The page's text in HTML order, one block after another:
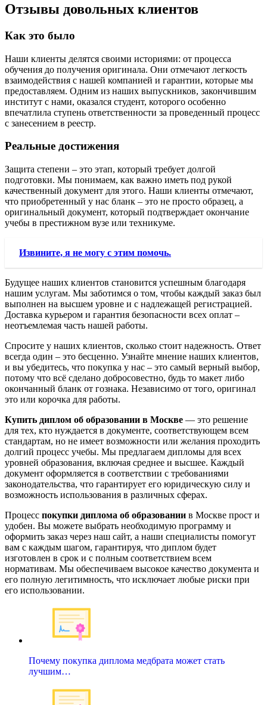
Отзывы довольных клиентов
Как это было
Наши клиенты делятся своими историями: от процесса
обучения до получения оригинала. Они отмечают легкость
взаимодействия с нашей компанией и гарантии, которые мы
предоставляем. Одним из наших выпускников, закончившим
институт с нами, оказался студент, которого особенно
впечатлила ступень ответственности за проведенный процесс
с занесением в реестр.
Реальные достижения
Защита степени – это этап, который требует долгой
подготовки. Мы понимаем, как важно иметь под рукой
качественный документ для этого. Наши клиенты отмечают,
что приобретенный у нас бланк – это не просто образец, а
оригинальный документ, который подтверждает окончание
учебы в престижном вузе или техникуме.
Извините, я не могу с этим помочь.
Будущее наших клиентов становится успешным благодаря
нашим услугам. Мы заботимся о том, чтобы каждый заказ был
выполнен на высшем уровне и с надлежащей регистрацией.
Доставка курьером и гарантия безопасности всех оплат –
неотъемлемая часть нашей работы.
Спросите у наших клиентов, сколько стоит надежность. Ответ
всегда один – это бесценно. Узнайте мнение наших клиентов,
и вы убедитесь, что покупка у нас – это самый верный выбор,
потому что всё сделано добросовестно, будь то макет либо
окончанный бланк от гознака. Независимо от того, оригинал
это или корочка для работы.
Купить диплом об образовании в Москве — это решение
для тех, кто нуждается в документе, соответствующем всем
стандартам, но не имеет возможности или желания проходить
долгий процесс учебы. Мы предлагаем дипломы для всех
уровней образования, включая среднее и высшее. Каждый
документ оформляется в соответствии с требованиями
законодательства, что гарантирует его юридическую силу и
возможность использования в различных сферах.
Процесс покупки диплома об образовании в Москве прост и
удобен. Вы можете выбрать необходимую программу и
оформить заказ через наш сайт, а наши специалисты помогут
вам с каждым шагом, гарантируя, что диплом будет
изготовлен в срок и с полным соответствием всем
нормативам. Мы обеспечиваем высокое качество документа и
его полную легитимность, что исключает любые риски при
его использовании.
Почему покупка диплома медбрата может стать
лучшим…